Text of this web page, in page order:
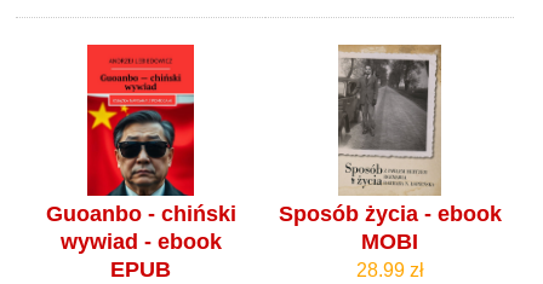
Guoanbo - chiński
wywiad - ebook
EPUB
Sposób życia - ebook
MOBI
28.99 zł